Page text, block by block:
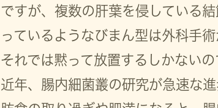
ですが、複数の肝葉を侵している
っているようなびまん型は外科手術
それでは黙って放置するしかないの
近年、腸内細菌叢の研究が急速な